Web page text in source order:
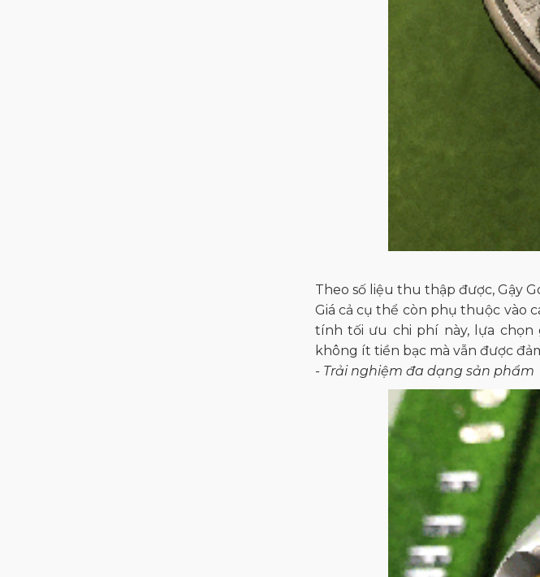
Theo số liệu thu thập được, Gậy
Giá cả cụ thể còn phụ thuộc vào
tính tối ưu chi phí này, lựa chọn
không ít tiền bạc mà vẫn được
- Trải nghiệm đa dạng sản phẩm